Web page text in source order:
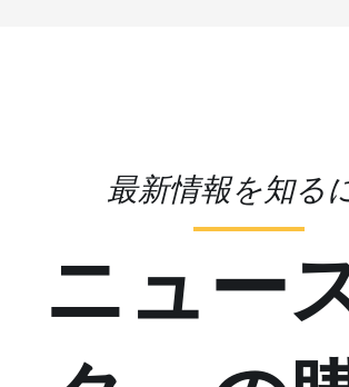
最新情報を知る
ニュー